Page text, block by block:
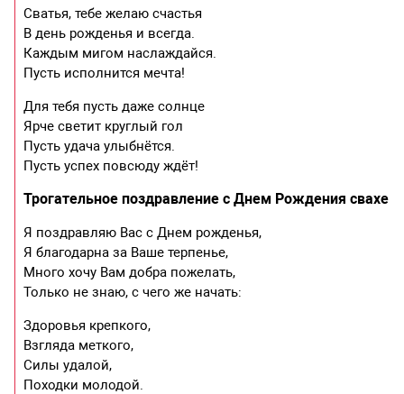
Сватья, тебе желаю счастья
В день рожденья и всегда.
Каждым мигом наслаждайся.
Пусть исполнится мечта!
Для тебя пусть даже солнце
Ярче светит круглый гол
Пусть удача улыбнётся.
Пусть успех повсюду ждёт!
Трогательное поздравление с Днем Рождения свахе
Я поздравляю Вас с Днем рожденья,
Я благодарна за Ваше терпенье,
Много хочу Вам добра пожелать,
Только не знаю, с чего же начать:
Здоровья крепкого,
Взгляда меткого,
Силы удалой,
Походки молодой.